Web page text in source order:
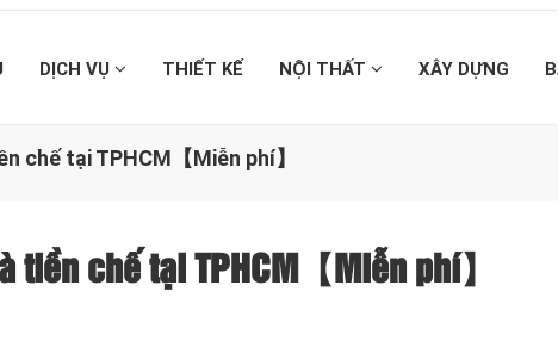
DỊCH VỤ THIẾT KẾ NỘI THẤT XÂY DỰNG
chế tại TPHCM【Miễn phí】
tiền chế tại TPHCM【Miễn phí】